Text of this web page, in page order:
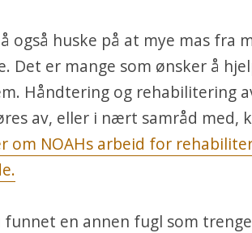
også huske på at mye mas fra
Det er mange som ønsker å
Håndtering og rehabilitering
av, eller i nært samråd
om NOAHs arbeid for
funnet en annen fugl som